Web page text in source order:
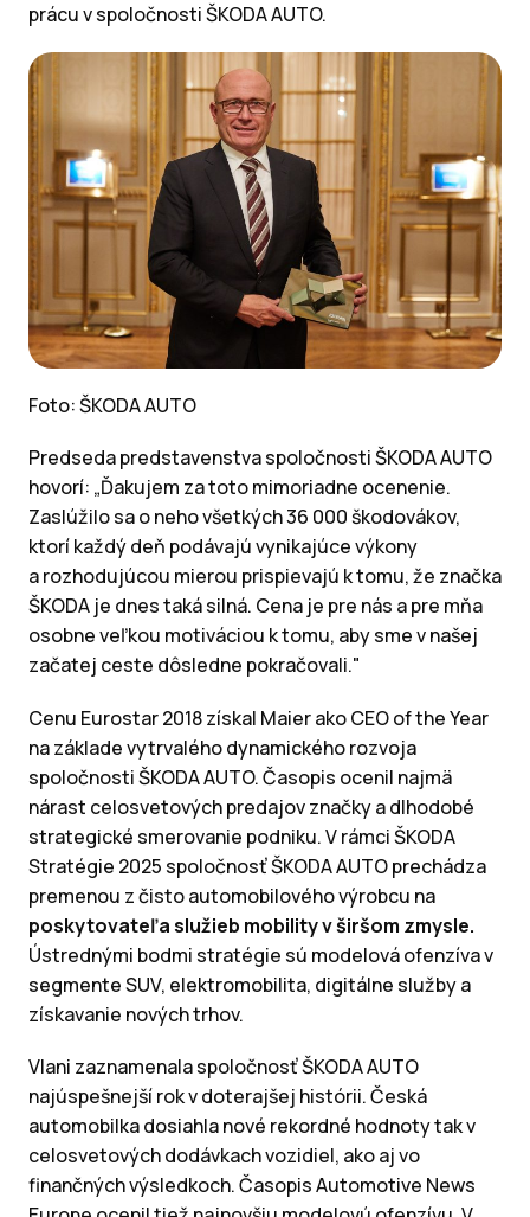
prácu v spoločnosti ŠKODA AUTO.
Foto: ŠKODA AUTO
Predseda predstavenstva spoločnosti ŠKODA AUTO
hovorí: „Ďakujem za toto mimoriadne ocenenie.
Zaslúžilo sa o neho všetkých 36 000 škodovákov,
ktorí každý deň podávajú vynikajúce výkony
a rozhodujúcou mierou prispievajú k tomu, že značka
ŠKODA je dnes taká silná. Cena je pre nás a pre mňa
osobne veľkou motiváciou k tomu, aby sme v našej
začatej ceste dôsledne pokračovali."
Cenu Eurostar 2018 získal Maier ako CEO of the Year
na základe vytrvalého dynamického rozvoja
spoločnosti ŠKODA AUTO. Časopis ocenil najmä
nárast celosvetových predajov značky a dlhodobé
strategické smerovanie podniku. V rámci ŠKODA
Stratégie 2025 spoločnosť ŠKODA AUTO prechádza
premenou z čisto automobilového výrobcu na
poskytovateľa služieb mobility v širšom zmysle.
Ústrednými bodmi stratégie sú modelová ofenzíva v
segmente SUV, elektromobilita, digitálne služby a
získavanie nových trhov.
Vlani zaznamenala spoločnosť ŠKODA AUTO
najúspešnejší rok v doterajšej histórii. Česká
automobilka dosiahla nové rekordné hodnoty tak v
celosvetových dodávkach vozidiel, ako aj vo
finančných výsledkoch. Časopis Automotive News